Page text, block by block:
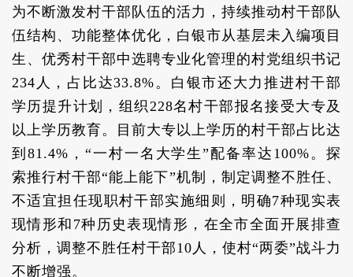
为不断激发村干部队伍的活力，持续推动村干部队
伍结构、功能整体优化，白银市从基层未入编项目
生、优秀村干部中选聘专业化管理的村党组织书记
234人，占比达33.8%。白银市还大力推进村干部
学历提升计划，组织228名村干部报名接受大专及
以上学历教育。目前大专以上学历的村干部占比达
到81.4%，“一村一名大学生”配备率达100%。探
索推行村干部“能上能下”机制，制定调整不胜任、
不适宜担任现职村干部实施细则，明确7种现实表
现情形和7种历史表现情形，在全市全面开展排查
分析，调整不胜任村干部10人，使村“两委”战斗力
不断增强。